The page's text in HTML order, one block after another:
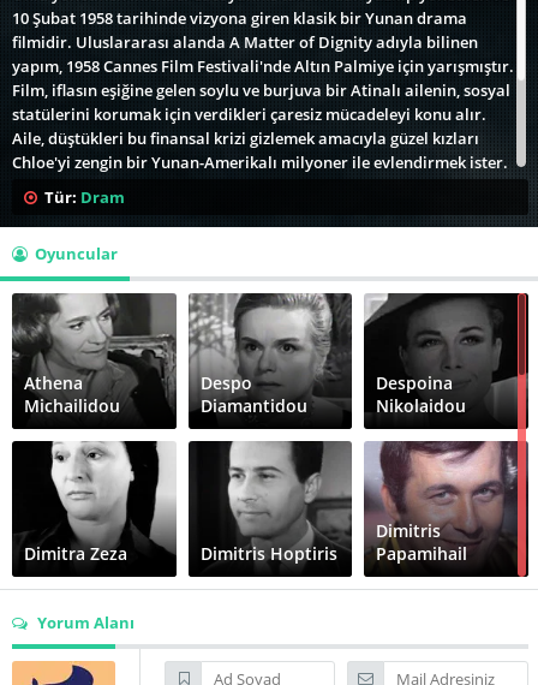
10 Şubat 1958 tarihinde vizyona giren klasik bir Yunan drama
filmidir. Uluslararası alanda A Matter of Dignity adıyla bilinen
yapım, 1958 Cannes Film Festivali'nde Altın Palmiye için yarışmıştır.
Film, iflasın eşiğine gelen soylu ve burjuva bir Atinalı ailenin, sosyal
statülerini korumak için verdikleri çaresiz mücadeleyi konu alır.
Aile, düştükleri bu finansal krizi gizlemek amacıyla güzel kızları
Chloe'yi zengin bir Yunan-Amerikalı milyoner ile evlendirmek ister.
Ancak Chloe başka birine aşıktır. Genç kadın, ailesinin itibarını
kurtarmak için bir yalanı yaşamak ile kendi gururu ve duyguları
arasında sıkışıp kalır.
Film dönemin değişen Atina aristokrasisini, yeni zenginleri ve çöken
burjuva değerlerini sert bir dille eleştirir. Başrol oyuncusu Ellie
Lambeti, bu filmdeki üstün performansıylaBAFTA Ödülleri'nde "En
İyi Yabancı Kadın Oyuncu" dalında aday gösterilmiştir.
Tür: Dram
Oyuncular
Athena
Michailidou
Despo
Diamantidou
Despoina
Nikolaidou
Dimitra Zeza Dimitris Hoptiris
Dimitris
Papamihail
Yorum Alanı